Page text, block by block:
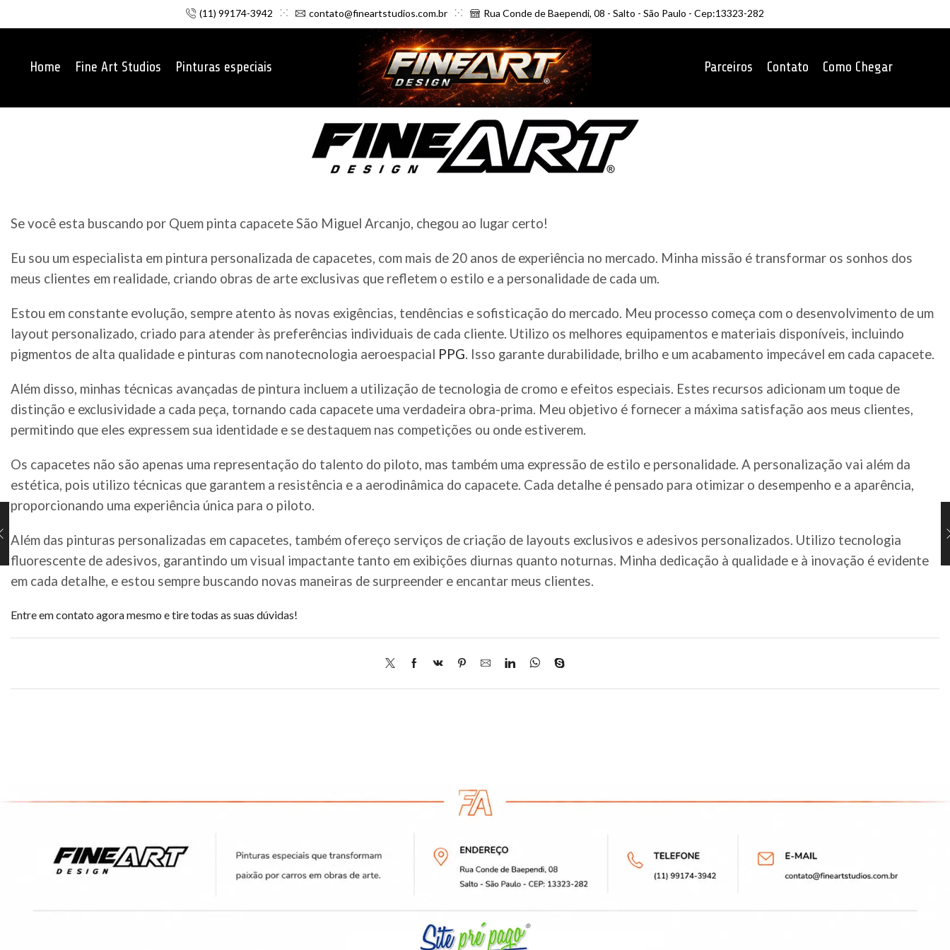
(11) 99174-3942 contato@fineartstudios.com.br Rua Conde de Baependi, 08 - Salto - São Paulo - Cep:13323-282
Home Fine Art Studios Pinturas especiais Parceiros Contato Como Chegar
Se você esta buscando por Quem pinta capacete São Miguel Arcanjo, chegou ao lugar certo!
Eu sou um especialista em pintura personalizada de capacetes, com mais de 20 anos de experiência no mercado. Minha missão é transformar os sonhos dos
meus clientes em realidade, criando obras de arte exclusivas que refletem o estilo e a personalidade de cada um.
Estou em constante evolução, sempre atento às novas exigências, tendências e sofisticação do mercado. Meu processo começa com o desenvolvimento de um
layout personalizado, criado para atender às preferências individuais de cada cliente. Utilizo os melhores equipamentos e materiais disponíveis, incluindo
pigmentos de alta qualidade e pinturas com nanotecnologia aeroespacial PPG. Isso garante durabilidade, brilho e um acabamento impecável em cada capacete.
Além disso, minhas técnicas avançadas de pintura incluem a utilização de tecnologia de cromo e efeitos especiais. Estes recursos adicionam um toque de
distinção e exclusividade a cada peça, tornando cada capacete uma verdadeira obra-prima. Meu objetivo é fornecer a máxima satisfação aos meus clientes,
permitindo que eles expressem sua identidade e se destaquem nas competições ou onde estiverem.
Os capacetes não são apenas uma representação do talento do piloto, mas também uma expressão de estilo e personalidade. A personalização vai além da
estética, pois utilizo técnicas que garantem a resistência e a aerodinâmica do capacete. Cada detalhe é pensado para otimizar o desempenho e a aparência,
proporcionando uma experiência única para o piloto.
Além das pinturas personalizadas em capacetes, também ofereço serviços de criação de layouts exclusivos e adesivos personalizados. Utilizo tecnologia
fluorescente de adesivos, garantindo um visual impactante tanto em exibições diurnas quanto noturnas. Minha dedicação à qualidade e à inovação é evidente
em cada detalhe, e estou sempre buscando novas maneiras de surpreender e encantar meus clientes.
Entre em contato agora mesmo e tire todas as suas dúvidas!